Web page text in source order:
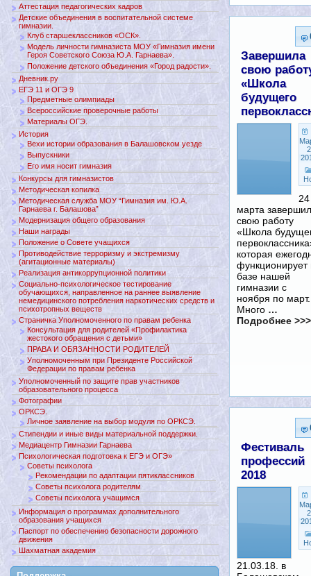
Завершила
свою
«Школа
будущего
24
марта
свою работу
«Школа
которая
функционирует
базе нашей
гимназии с
ноября по март.
Много …
Подробнее >>>
Фестиваль
профессий
2018
21.03.18. в
Аттестация педагогических кадров
Детские объединения в воспитательной системе
гимназии.
Клуб старшеклассников «ОСК».
Модель личности гимназиста МОУ «Гимназия имени
Героя Советского Союза Ю.А. Гарнаева».
Положение детского объединения «Город радости».
Дневник.ру
ЕГЭ 11 и ОГЭ 9
Предметные олимпиады
Всероссийские проверочные работы
Материалы ОГЭ.
История
Вехи истории образования в Балашовском уезде
Выпускники
Его имя носит гимназия
Конкурсы для гимназистов
Методическая копилка
Методическая служба МОУ “Гимназия им. Ю.А.
Гарнаева г. Балашова”
Модернизация общего образования
Наши награды
Положение о Совете учащихся
Противодействие терроризму и экстремизму
(агитационные материалы)
Реализация антикоррупционной политики
Социально-психологическое тестирование
обучающихся, направленное на раннее выявление
немедицинского потребления наркотических средств и
психотропных веществ
Страничка Уполномоченного по правам ребенка
Консультация для родителей «Профилактика
жестокого обращения с детьми»
ПРАВА И ОБЯЗАННОСТИ РОДИТЕЛЕЙ
Уполномоченным при Президенте Российской
Федерации по правам ребенка
Уполномоченный по защите прав участников
образовательного процесса
Фотографии
ОРКСЭ.
Личное заявление на выбор модуля по ОРКСЭ.
Стипендии и иные виды материальной поддержки.
Медиацентр Гимназии Гарнаева
Психологическая подготовка к ЕГЭ и ОГЭ»
Советы психолога
Рекомендации по адаптации пятиклассников
Советы психолога родителям
Советы психолога учащимся
Информация о программах дополнительного
образования учащихся
Паспорт по обеспечению безопасности дорожного
движения
Шахматная академия